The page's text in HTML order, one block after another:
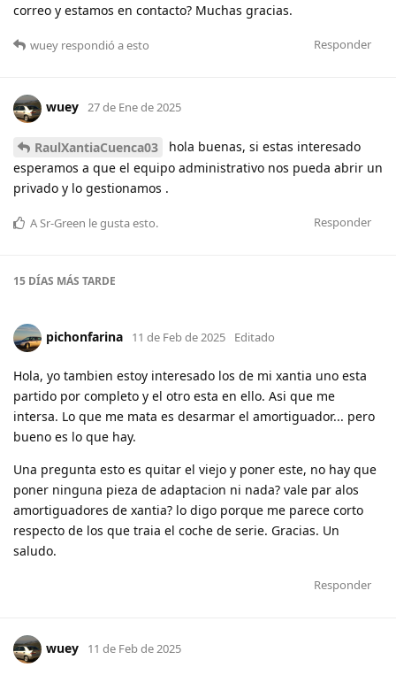
correo y estamos en contacto? Muchas gracias.
Responder
wuey respondió a esto
wuey 27 de Ene de 2025
RaulXantiaCuenca03
hola buenas, si estas interesado
esperamos a que el equipo administrativo nos pueda abrir un
privado y lo gestionamos .
Responder
ASr-Green le gusta esto.
15 DÍAS MÁS TARDE
pichonfarina 11 de Feb de 2025 Editado
Hola, yo tambien estoy interesado los de mi xantia uno esta
partido por completo y el otro esta en ello. Asi que me
intersa. Lo que me mata es desarmar el amortiguador... pero
bueno es lo que hay.
Una pregunta esto es quitar el viejo y poner este, no hay que
poner ninguna pieza de adaptacion ni nada? vale par alos
amortiguadores de xantia? lo digo porque me parece corto
respecto de los que traia el coche de serie. Gracias. Un
saludo.
Responder
wuey 11 de Feb de 2025